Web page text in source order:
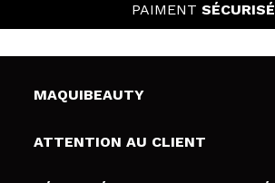
PAIMENT SÉCURISÉ
MAQUIBEAUTY
Qui sommes nous
ATTENTION AU CLIENT